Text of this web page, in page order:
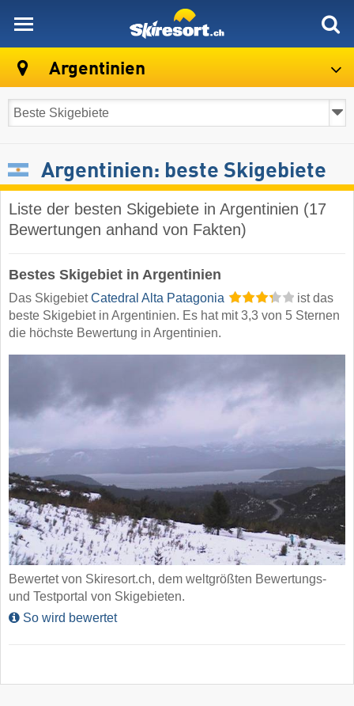
Argentinien
Argentinien: beste Skigebiete
Liste der besten Skigebiete in Argentinien (17
Bewertungen anhand von Fakten)
Bestes Skigebiet in Argentinien
Das SkigebietCatedral Alta Patagonia
ist das
beste Skigebiet in Argentinien. Es hat mit 3,3 von 5 Sternen
die höchste Bewertung in Argentinien.
Bewertet von Skiresort.ch, dem weltgrößten Bewertungs-
und Testportal von Skigebieten.
So wird bewertet